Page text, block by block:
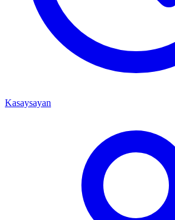
Kasaysayan